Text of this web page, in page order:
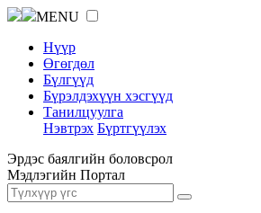
MENU
Нүүр
Өгөгдөл
Бүлгүүд
Бүрэлдэхүүн хэсгүүд
Танилцуулга
Нэвтрэх Бүртгүүлэх
Эрдэс баялгийн боловсрол
Мэдлэгийн Портал